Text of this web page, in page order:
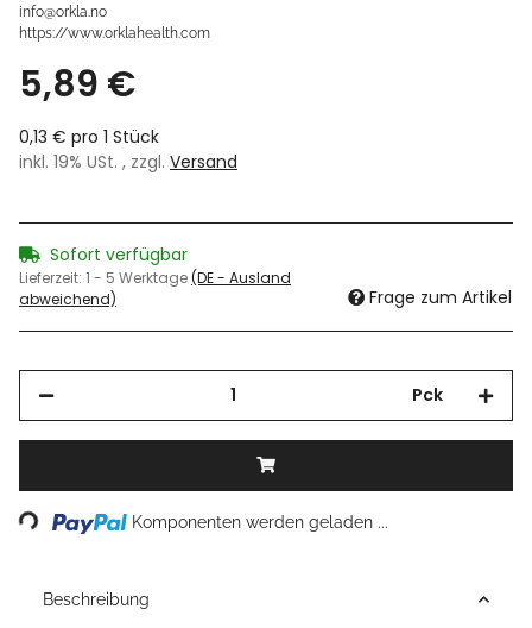
info@orkla.no
https://www.orklahealth.com
5,89 €
0,13 € pro 1 Stück
inkl. 19% USt. , zzgl. Versand
Sofort verfügbar
Lieferzeit: 1 - 5 Werktage(DE - Ausland
abweichend)
Frage zum Artikel
Pck
Loading... Komponenten werden geladen ...
Beschreibung